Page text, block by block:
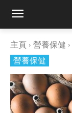
主頁 營養保健
營養保健